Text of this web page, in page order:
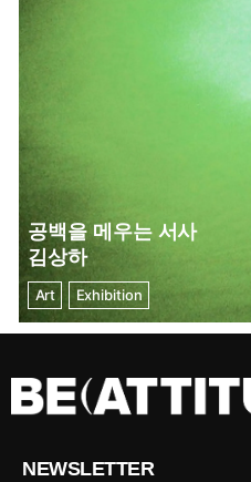
공백을 메우는 서사
김상하
Art Exhibition
NEWSLETTER